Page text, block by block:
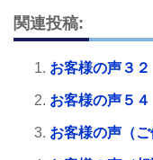
関連投稿:
お客様の声３２
お客様の声５４
お客様の声（